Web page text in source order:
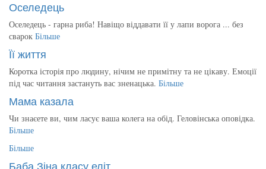
Оселедець
Оселедець - гарна риба! Навіщо віддавати її у лапи ворога ... без
сварок Більше
Її життя
Коротка історія про людину, нічим не примітну та не цікаву. Емоції
під час читання застануть вас зненацька. Більше
Мама казала
Чи знаєете ви, чим ласує ваша колега на обід. Геловінська оповідка.
Більше
Більше
Баба Зіна класу еліт